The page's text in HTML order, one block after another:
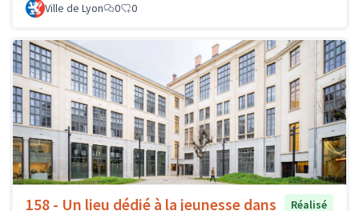
Ville de Lyon 0 0
158 - Un lieu dédié à la jeunesse dans
Réalisé